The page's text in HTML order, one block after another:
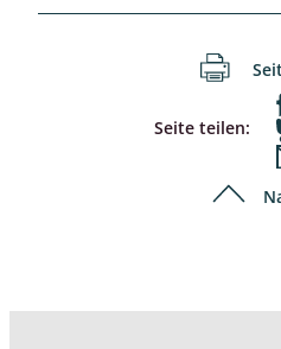
Seite teilen: